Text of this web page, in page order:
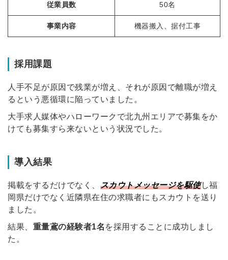
従業員数 50名
事業内容 機器搬入、据付工事
採用課題
人手不足が原因で残業が増え、それが原因で離職が増え
るという悪循環に陥っていました。
大手求人媒体やハローワークで北九州エリアで募集をか
けても募集すら来ないという状況でした。
導入結果
掲載をするだけでなく、 スカウトメッセージを駆使し福
岡県だけでなく近隣県在住の求職者にもスカウトを送り
ました。
結果、 重量鳶の経験者1名 を採用することに成功しまし
た。